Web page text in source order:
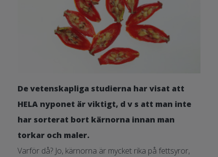
De vetenskapliga studierna har visat att
HELA nyponet är viktigt, d v s att man inte
har sorterat bort kärnorna innan man
torkar och maler.
Varför då? Jo, kärnorna är mycket rika på fettsyror,